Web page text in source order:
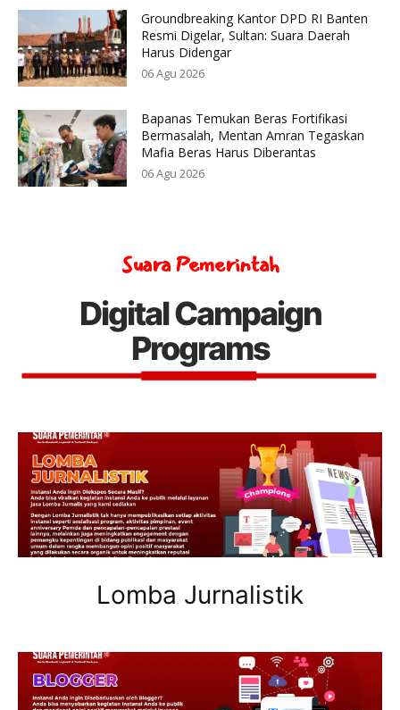
Groundbreaking Kantor DPD RI Banten
Resmi Digelar, Sultan: Suara Daerah
Harus Didengar
06 Agu 2026
Bapanas Temukan Beras Fortifikasi
Bermasalah, Mentan Amran Tegaskan
Mafia Beras Harus Diberantas
06 Agu 2026
Suara Pemerintah
Digital Campaign
Programs
Lomba Jurnalistik